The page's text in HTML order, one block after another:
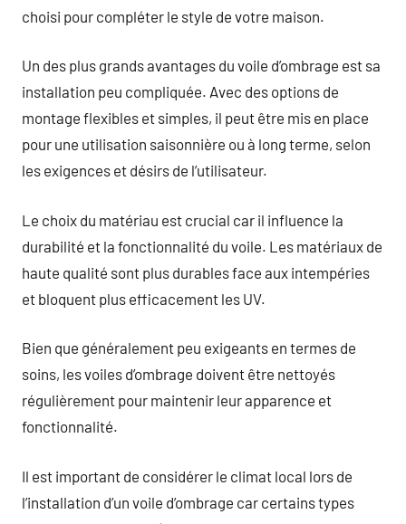
choisi pour compléter le style de votre maison.
Un des plus grands avantages du voile d’ombrage est sa
installation peu compliquée. Avec des options de
montage flexibles et simples, il peut être mis en place
pour une utilisation saisonnière ou à long terme, selon
les exigences et désirs de l’utilisateur.
Le choix du matériau est crucial car il influence la
durabilité et la fonctionnalité du voile. Les matériaux de
haute qualité sont plus durables face aux intempéries
et bloquent plus efficacement les UV.
Bien que généralement peu exigeants en termes de
soins, les voiles d’ombrage doivent être nettoyés
régulièrement pour maintenir leur apparence et
fonctionnalité.
Il est important de considérer le climat local lors de
l’installation d’un voile d’ombrage car certains types